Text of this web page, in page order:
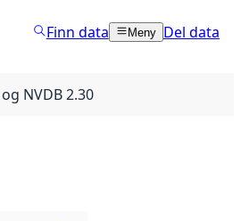
Finn data Meny Del data
NVDB 2.30